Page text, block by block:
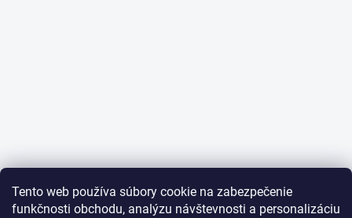
Tento web používa súbory cookie na zabezpečenie
funkčnosti obchodu, analýzu návštevnosti a personalizáciu